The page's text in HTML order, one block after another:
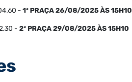
- 1ª PRAÇA 26/08/2025 ÀS 15H10
- 2ª PRAÇA 29/08/2025 ÀS 15H10